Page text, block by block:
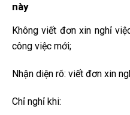
này
Không viết đơn xin nghỉ
công việc mới;
Nhận diện rõ: viết đơn xin
Chỉ nghỉ khi: